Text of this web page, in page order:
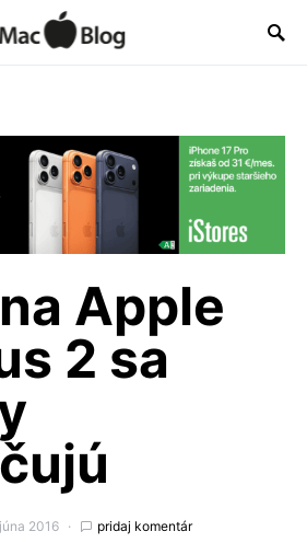
Apple
2 sa
2016 pridaj komentár